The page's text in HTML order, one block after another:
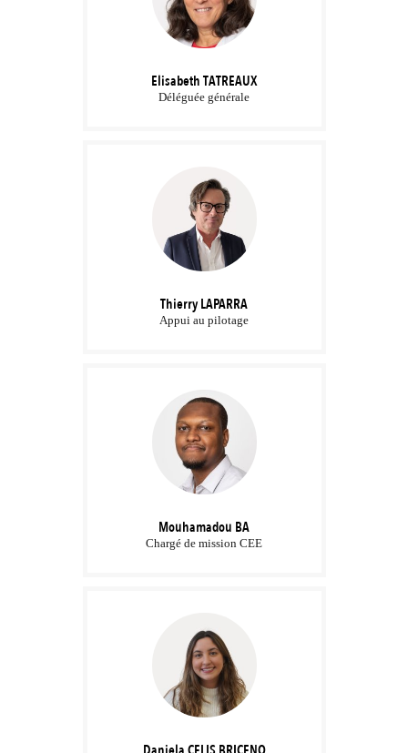
Elisabeth TATREAUX
Déléguée générale
Thierry LAPARRA
Appui au pilotage
Mouhamadou BA
Chargé de mission CEE